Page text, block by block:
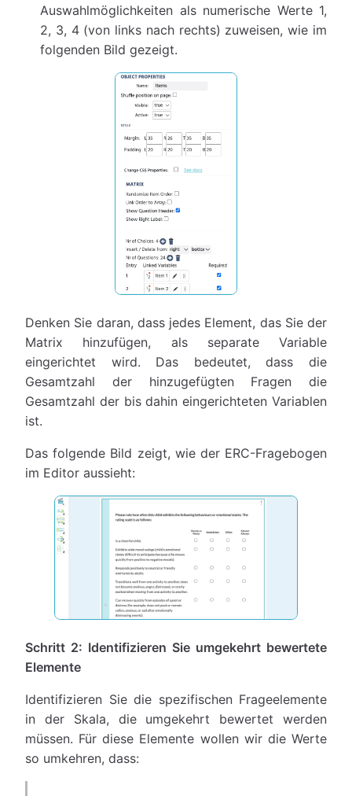
Auswahlmöglichkeiten als numerische Werte 1,
2, 3, 4 (von links nach rechts) zuweisen, wie im
folgenden Bild gezeigt.
Denken Sie daran, dass jedes Element, das Sie der
Matrix hinzufügen, als separate Variable
eingerichtet wird. Das bedeutet, dass die
Gesamtzahl der hinzugefügten Fragen die
Gesamtzahl der bis dahin eingerichteten Variablen
ist.
Das folgende Bild zeigt, wie der ERC-Fragebogen
im Editor aussieht:
Schritt 2: Identifizieren Sie umgekehrt bewertete
Elemente
Identifizieren Sie die spezifischen Frageelemente
in der Skala, die umgekehrt bewertet werden
müssen. Für diese Elemente wollen wir die Werte
so umkehren, dass: